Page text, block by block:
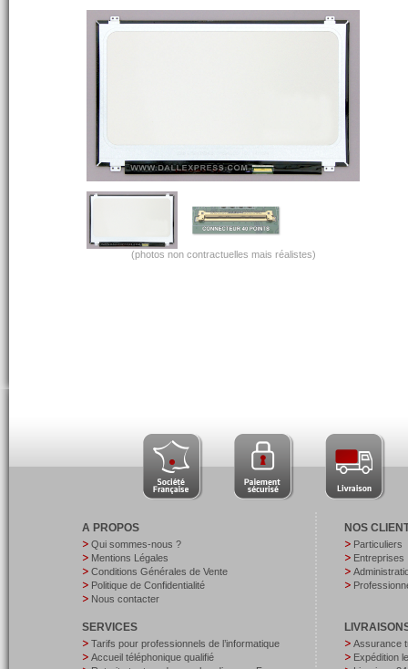
(photos non contractuelles mais réalistes)
A PROPOS
Qui sommes-nous ?
Mentions Légales
Conditions Générales de Vente
Politique de Confidentialité
Nous contacter
SERVICES
Tarifs pour professionnels de l’informatique
Accueil téléphonique qualifié
NOS
Particuliers
Entreprises
Assurance
Expédition